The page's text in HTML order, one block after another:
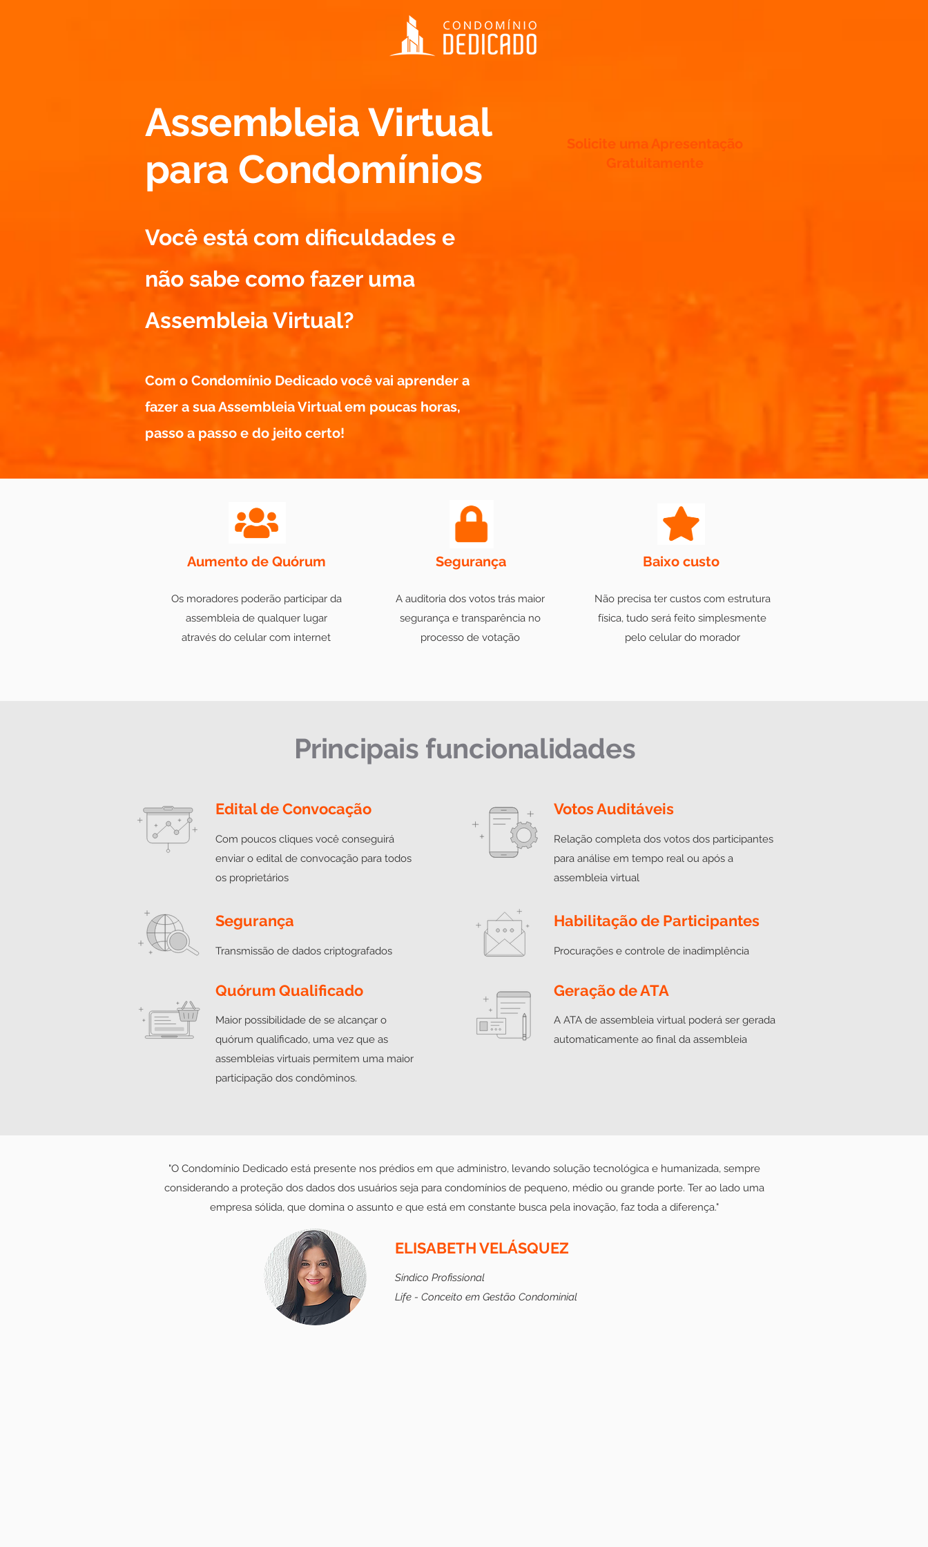
Assembleia Virtual
para Condomínios
Você está com dificuldades e
não sabe como fazer uma
Assembleia Virtual?
Com o Condomínio Dedicado você vai aprender a
fazer a sua Assembleia Virtual em poucas horas,
passo a passo e do jeito certo!
Solicite uma Apresentação
Gratuitamente
Aumento de Quórum
Os moradores poderão participar da
assembleia de qualquer lugar
através do celular com internet
Segurança
A auditoria dos votos trás maior
segurança e transparência no
processo de votação
Baixo custo
Não precisa ter custos com estrutura
física, tudo será feito simplesmente
pelo celular do morador
Principais funcionalidades
Edital de Convocação
Com poucos cliques você conseguirá
enviar o edital de convocação para todos
os proprietários
Segurança
Transmissão de dados criptografados
Quórum Qualificado
Maior possibilidade de se alcançar o
quórum qualificado, uma vez que as
assembleias virtuais permitem uma maior
participação dos condôminos.
Votos Auditáveis
Relação completa dos votos dos participantes
para análise em tempo real ou após a
assembleia virtual
Habilitação de Participantes
Procurações e controle de inadimplência
Geração de ATA
A ATA de assembleia virtual poderá ser gerada
automaticamente ao final da assembleia
"O Condomínio Dedicado está presente nos prédios em que administro, levando solução tecnológica e humanizada, sempre
considerando a proteção dos dados dos usuários seja para condomínios de pequeno, médio ou grande porte. Ter ao lado uma
empresa sólida, que domina o assunto e que está em constante busca pela inovação, faz toda a diferença."
ELISABETH VELÁSQUEZ
Síndico Profissional
Life - Conceito em Gestão Condominial